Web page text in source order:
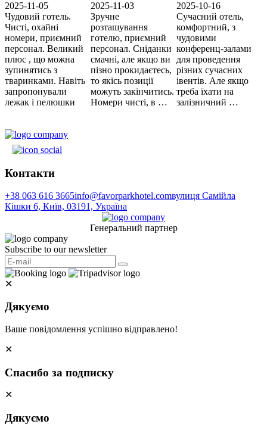
2025-11-05
Чудовий готель.
Чисті, охайні
номери, приємний
персонал. Великий
плюс , що можна
зупинятись з
тваринками. Навіть
запропонували
лежак і пелюшки
2025-11-03
Зручне
розташування
готелю, приємний
персонал. Сніданки
смачні, але якщо ви
пізно прокидаєтесь,
то якісь позиції
можуть закінчитись.
Номери чисті, в …
2025-10-16
Сучасний отель,
комфортний, з
чудовими
конференц-залами
для проведення
різних сучасних
івентів. Але якщо
треба їхати на
залізничний …
Контакти
+38 063 616 3665info@favorparkhotel.comвулиця Самійла
Кішки 6, Київ, 03191, Україна
Генеральний партнер
Subscribe to our newsletter
✕
Дякуємо
Ваше повідомлення успішно відправлено!
✕
Спасибо за подписку
✕
Дякуємо